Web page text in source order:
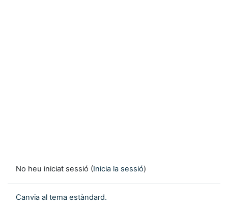
No heu iniciat sessió (Inicia la sessió)
Canvia al tema estàndard.